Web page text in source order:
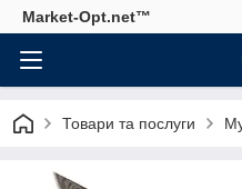
Market-Opt.net™
Товари та послуги